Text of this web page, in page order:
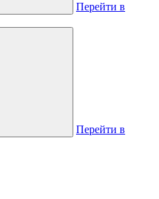
Перейти в
Перейти в